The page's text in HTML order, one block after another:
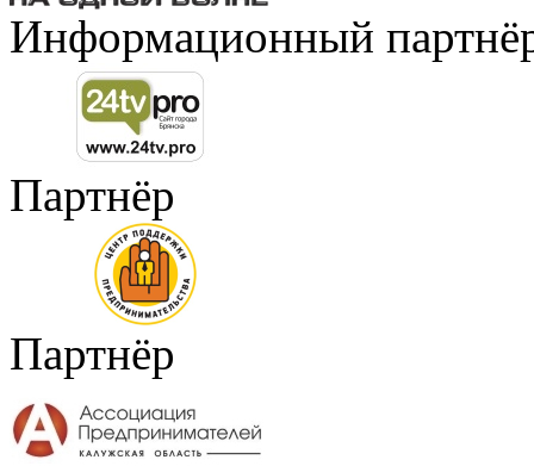
Информационный
Партнёр
Партнёр